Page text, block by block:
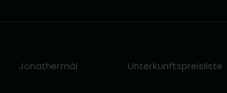
Jonathermál Unterkunftspreisliste